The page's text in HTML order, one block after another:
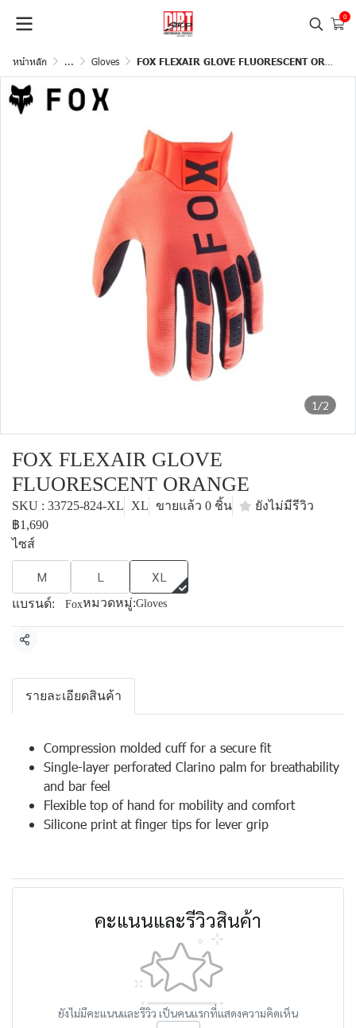
0
หน้าหลัก ... Gloves FOX FLEXAIR GLOVE FLUORESCENT ORANGE
1/2
FOX FLEXAIR GLOVE
FLUORESCENT ORANGE
SKU : 33725-824-XL XL ขายแล้ว 0 ชิ้น
ยังไม่มีรีวิว
฿1,690
ไซส์
M L XL
แบรนด์: Foxหมวดหมู่:Gloves
แชร์
รายละเอียดสินค้า
Compression molded cuff for a secure fit
Single-layer perforated Clarino palm for breathability
and bar feel
Flexible top of hand for mobility and comfort
Silicone print at finger tips for lever grip
คะแนนและรีวิวสินค้า
ยังไม่มีคะแนนและรีวิว เป็นคนแรกที่แสดงความคิดเห็น